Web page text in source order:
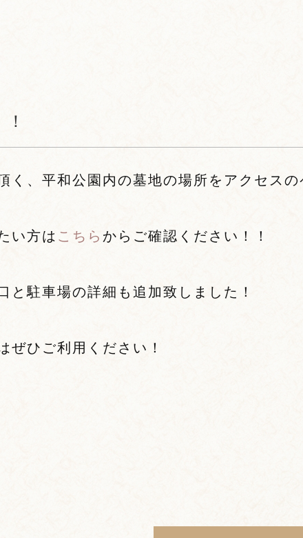
く、平和公園内の墓地の場所をアクセスの
い方は こちら からご確認ください！！
と駐車場の詳細も追加致しました！
ぜひご利用ください！